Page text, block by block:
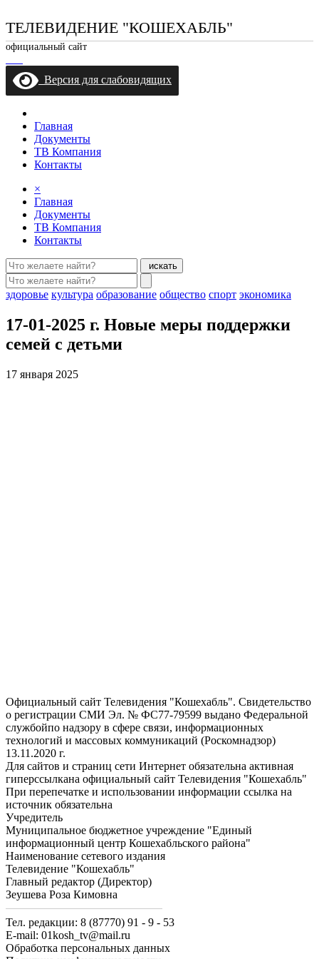
ТЕЛЕВИДЕНИЕ "КОШЕХАБЛЬ"
официальный сайт
Версия для слабовидящих
Главная
Документы
ТВ Компания
Контакты
×
Главная
Документы
ТВ Компания
Контакты
искать
здоровье культура образование общество спорт экономика
17-01-2025 г. Новые меры поддержки
семей с детьми
17 января 2025
Официальный сайт Телевидения "Кошехабль". Свидетельство
о регистрации СМИ Эл. № ФС77-79599 выдано Федеральной
службойпо надзору в сфере связи, информационных
технологий и массовых коммуникаций (Роскомнадзор)
13.11.2020 г.
Для сайтов и страниц сети Интернет обязательна активная
гиперссылкана официальный сайт Телевидения "Кошехабль"
При перепечатке и использовании информации ссылка на
источник обязательна
Учредитель
Муниципальное бюджетное учреждение "Единый
информационный центр Кошехабльского района"
Наименование сетевого издания
Телевидение "Кошехабль"
Главный редактор (Директор)
Зеушева Роза Кимовна
Тел. редакции: 8 (87770) 91 - 9 - 53
E-mail: 01kosh_tv@mail.ru
Обработка персональных данных